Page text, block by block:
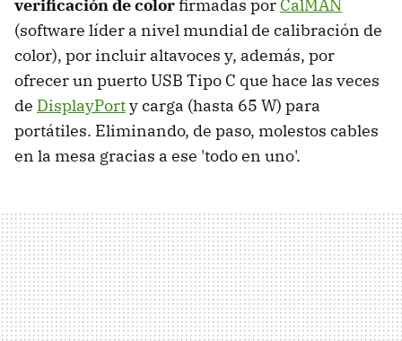
verificación de colorfirmadas por CalMAN
(software líder a nivel mundial de calibración de
color), por incluir altavoces y, además, por
ofrecer un puerto USB Tipo C que hace las veces
de DisplayPorty carga (hasta 65 W) para
portátiles. Eliminando, de paso, molestos cables
en la mesa gracias a ese 'todo en uno'.